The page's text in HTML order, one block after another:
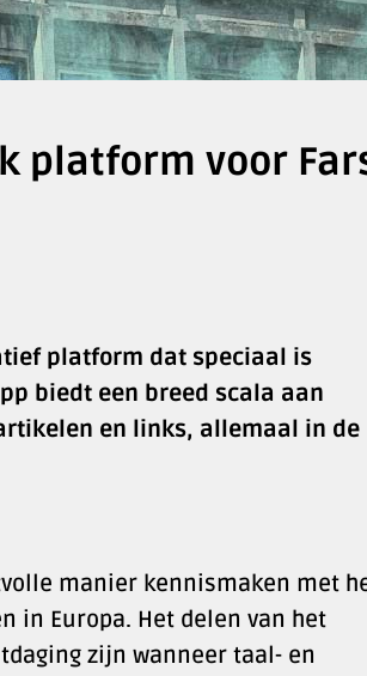
platform voor
platform dat speciaal is
biedt een breed scala aan
en links, allemaal in de
manier kennismaken met
in Europa. Het delen van het
zijn wanneer taal- en